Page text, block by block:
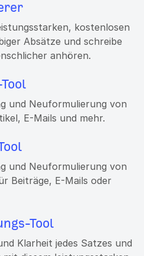
kostenlosen
Absätze und schreibe
anhören.
und Neuformulierung von
E-Mails und mehr.
und Neuformulierung von
Beiträge, E-Mails oder
Tool
Klarheit jedes Satzes und